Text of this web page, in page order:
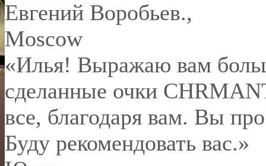
Евгений Воробьев.,
Moscow
«Илья! Выражаю вам
сделанные очки
все, благодаря вам. Вы
Буду рекомендовать вас.»